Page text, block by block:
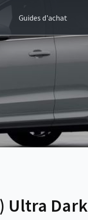
Guides d'achat
Ultra Dark